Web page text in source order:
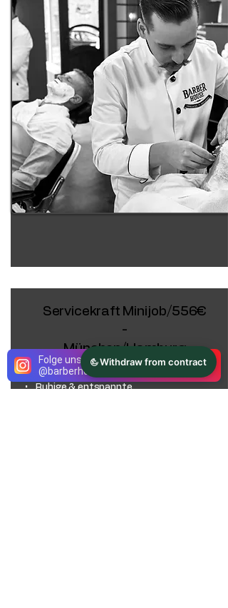
Folge uns gerne auf Instagram
@barberhouse.herrensalon
Servicekraft Minijob/556€
-
München/Hamburg
Das erwartet dich:
• Ruhige & entspannte